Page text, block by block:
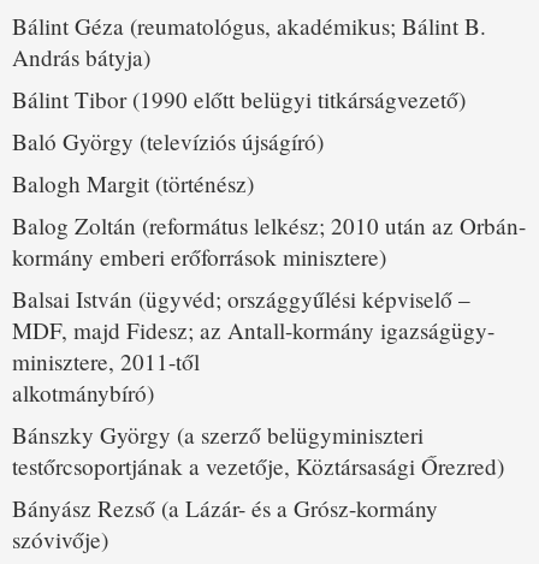
Bálint Géza (reumatológus, akadémikus; Bálint B.
András bátyja)
Bálint Tibor (1990 előtt belügyi titkárságvezető)
Baló György (televíziós újságíró)
Balogh Margit (történész)
Balog Zoltán (református lelkész; 2010 után az Orbán-
kormány emberi erőforrások minisztere)
Balsai István (ügyvéd; országgyűlési képviselő –
MDF, majd Fidesz; az Antall-kormány igazságügy-
minisztere, 2011-től
alkotmánybíró)
Bánszky György (a szerző belügyminiszteri
testőrcsoportjának a vezetője, Köztársasági Őrezred)
Bányász Rezső (a Lázár- és a Grósz-kormány
szóvivője)